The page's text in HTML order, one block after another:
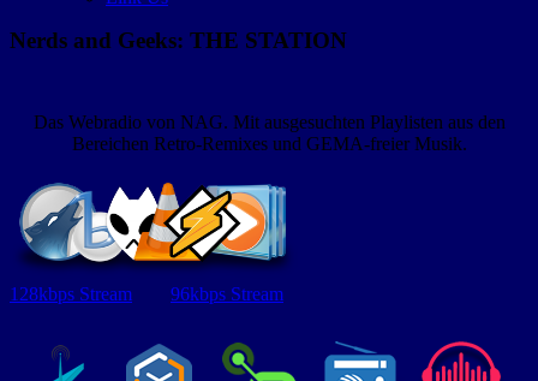
Nerds and Geeks: THE STATION
Das Webradio von NAG. Mit ausgesuchten Playlisten aus den
Bereichen Retro-Remixes und GEMA-freier Musik.
128kbps Stream 96kbps Stream